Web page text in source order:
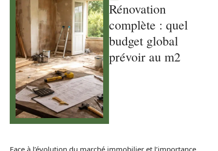
Rénovation
complète : quel
budget global
prévoir au m2
Face à l’évolution du marché immobilier et l’importance